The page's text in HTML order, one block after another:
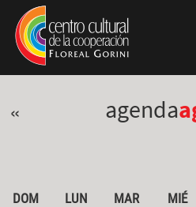
Pasar al contenido principal
Jump to main content
« agenda
DOM LUN MAR MIÉ